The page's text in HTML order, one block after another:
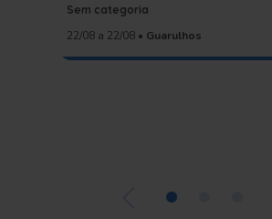
Sem categoria
22/08 a 22/08 • Guarulhos
•